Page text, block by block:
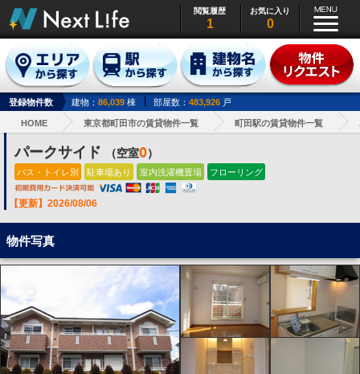
閲覧履歴
1
お気に入り
0
登録物件数 建物： 86,039 棟 部屋数： 483,926 戸
HOME 東京都町田市の賃貸物件一覧 町田駅の賃貸物件一覧
パークサイド （空室0）
バス・トイレ別 駐車場あり 室内洗濯機置場 フローリング
【更新】2026/08/06
物件写真